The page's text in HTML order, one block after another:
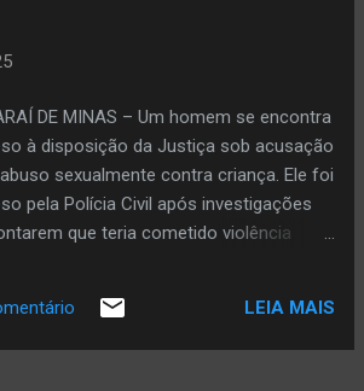
DE MINAS – Um homem se encontra
à disposição da Justiça sob acusação
sexualmente contra criança. Ele foi
pela Polícia Civil após investigações
que teria cometido violência
de Minas. Uma equipe da Polícia
localizou e prendeu o acusado na última
LEIA MAIS